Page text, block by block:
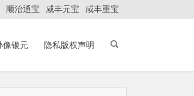
顺治通宝 咸丰元宝 咸丰重宝
像银元 隐私版权声明